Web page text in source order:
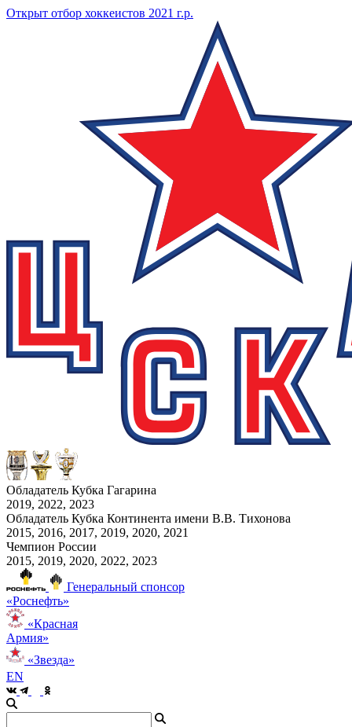
Открыт отбор хоккеистов 2021 г.р.
Обладатель Кубка Гагарина
2019, 2022, 2023
Обладатель Кубка Континента имени В.В. Тихонова
2015, 2016, 2017, 2019, 2020, 2021
Чемпион России
2015, 2019, 2020, 2022, 2023
Генеральный спонсор
«Роснефть»
«Красная
Армия»
«Звезда»
EN